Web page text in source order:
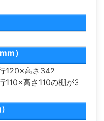
）
120×高さ342
高さ110の棚が3